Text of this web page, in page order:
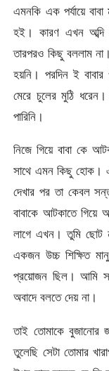
এমনকি এক পর্যায়ে
হই। কারণ এখন অব্দি
তারপরও কিছু বললাম
হয়নি। পরদিন ই বাবার
মেরে চুলের মুঠি
পারিনি।
নিজে গিয়ে বাবা কে
সাথে এমন কিছু হোক।
দেখার পর তা কেবল
বাবাকে আটকাতে
লাগে এখন। তুমি
একজন উচ্চ শিক্ষিত
প্রয়োজন ছিল। আমি
অবাদে বলতে দেয় না।
তাই তোমাকে বুজানোর
তুলেছি সেটা তোমার